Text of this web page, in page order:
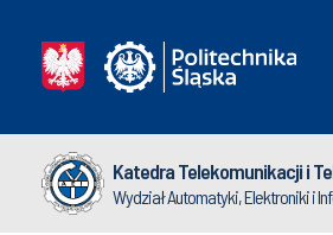
Katedra Telekomunikacji i
Wydział Automatyki, Elektroniki i